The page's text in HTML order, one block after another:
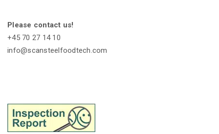
Please contact us!
+45 70 27 14 10
info@scansteelfoodtech.com